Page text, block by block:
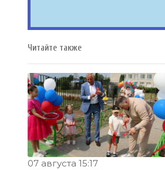
Читайте также
07 августа 15:17